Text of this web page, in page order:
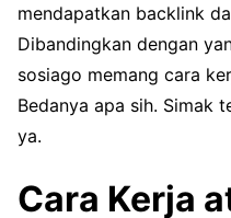
mendapatkan backlink
Dibandingkan dengan
sosiago memang cara
Bedanya apa sih. Simak
ya.
Cara Kerja